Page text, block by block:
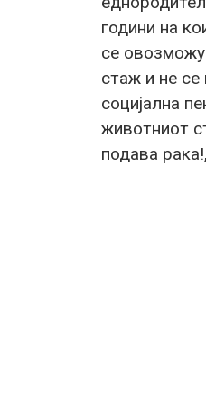
години на
се
стаж и не
социјална
животниот
подава